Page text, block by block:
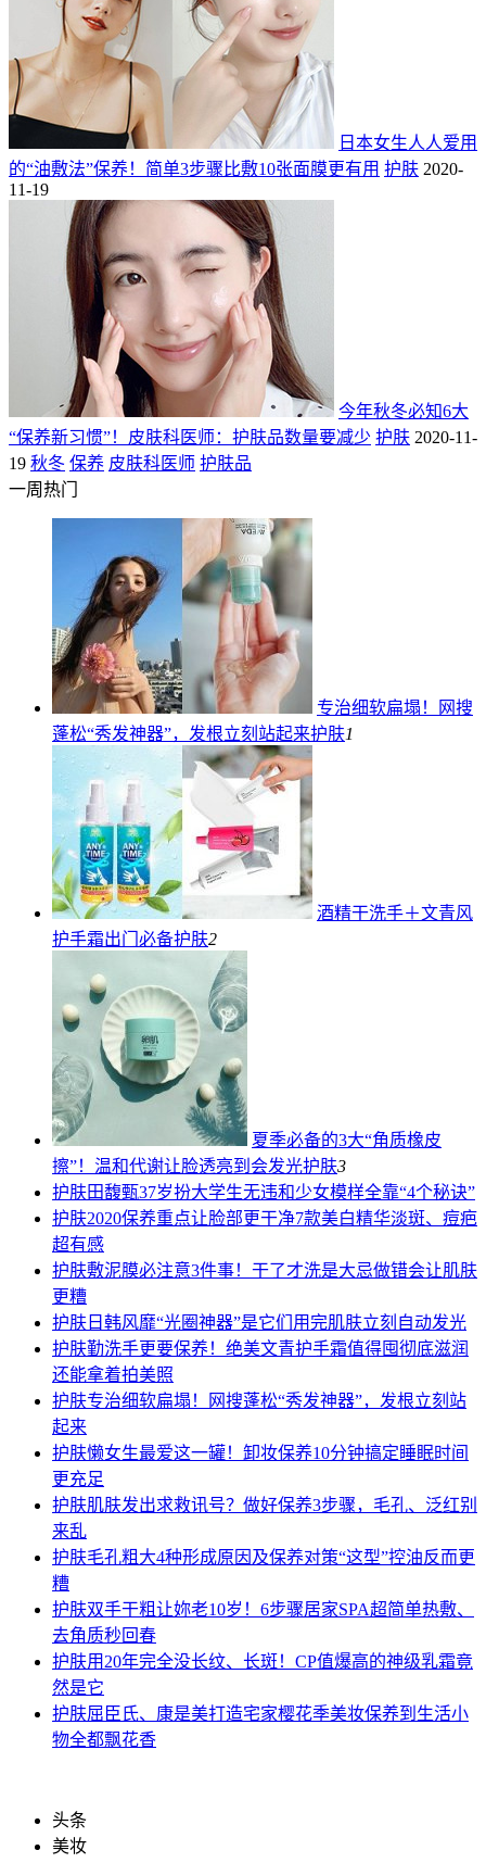
日本女生人人爱用
的“油敷法”保养！简单3步骤比敷10张面膜更有用 护肤 2020-
11-19
今年秋冬必知6大
“保养新习惯”！皮肤科医师：护肤品数量要减少 护肤 2020-11-
19 秋冬 保养 皮肤科医师 护肤品
一周热门
专治细软扁塌！网搜
蓬松“秀发神器”，发根立刻站起来护肤1
酒精干洗手＋文青风
护手霜出门必备护肤2
夏季必备的3大“角质橡皮
擦”！温和代谢让脸透亮到会发光护肤3
护肤田馥甄37岁扮大学生无违和少女模样全靠“4个秘诀”
护肤2020保养重点让脸部更干净7款美白精华淡斑、痘疤
超有感
护肤敷泥膜必注意3件事！干了才洗是大忌做错会让肌肤
更糟
护肤 日韩风靡“光圈神器”是它们用完肌肤立刻自动发光
护肤勤洗手更要保养！绝美文青护手霜值得囤彻底滋润
还能拿着拍美照
护肤专治细软扁塌！网搜蓬松“秀发神器”，发根立刻站
起来
护肤懒女生最爱这一罐！卸妆保养10分钟搞定睡眠时间
更充足
护肤肌肤发出求救讯号？做好保养3步骤，毛孔、泛红别
来乱
护肤毛孔粗大4种形成原因及保养对策“这型”控油反而更
糟
护肤双手干粗让妳老10岁！6步骤居家SPA超简单热敷、
去角质秒回春
护肤用20年完全没长纹、长斑！CP值爆高的神级乳霜竟
然是它
护肤屈臣氏、康是美打造宅家樱花季美妆保养到生活小
物全都飘花香
头条
美妆